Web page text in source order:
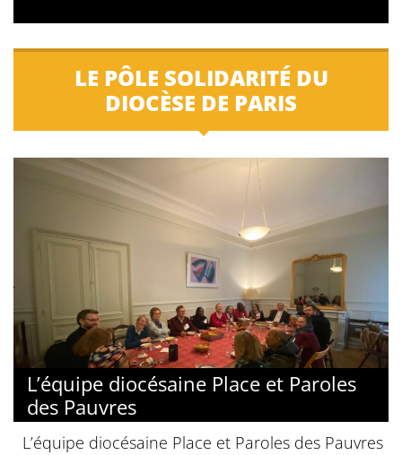
LE PÔLE SOLIDARITÉ DU
DIOCÈSE DE PARIS
L’équipe diocésaine Place et Paroles
des Pauvres
L’équipe diocésaine Place et Paroles des Pauvres